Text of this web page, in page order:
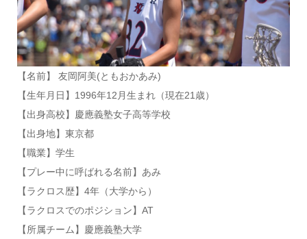
【名前】 友岡阿美(ともおかあみ)
【生年月日】1996年12月生まれ（現在21歳）
【出身高校】慶應義塾女子高等学校
【出身地】東京都
【職業】学生
【プレー中に呼ばれる名前】あみ
【ラクロス歴】4年（大学から）
【ラクロスでのポジション】AT
【所属チーム】慶應義塾大学